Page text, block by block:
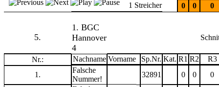
1 Streicher
0 0 0
5.
1. BGC
Hannover
4
Nr.: Nachname Vorname Sp.Nr. Kat. R1 R2
R3
1.
Falsche
Nummer!
32891 0 0 0